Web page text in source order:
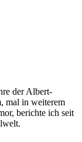
der Albert-
mal in weiterem
berichte ich seit